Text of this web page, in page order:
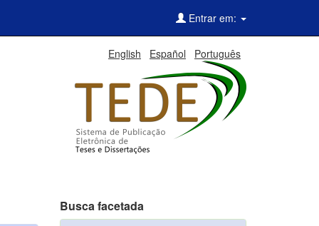
Entrar em:
English Español Português
Busca facetada